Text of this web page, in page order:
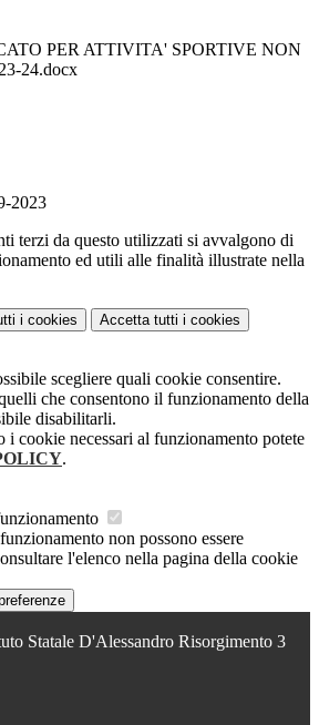
PER ATTIVITA' SPORTIVE NON
24.docx
2023
terzi da questo utilizzati si avvalgono di
ed utili alle finalità illustrate nella
i cookies Accetta tutti i cookies
scegliere quali cookie consentire.
che consentono il funzionamento della
disabilitarli.
i cookie necessari al funzionamento potete
.
non possono essere
l'elenco nella pagina della cookie
Statale D'Alessandro Risorgimento 3